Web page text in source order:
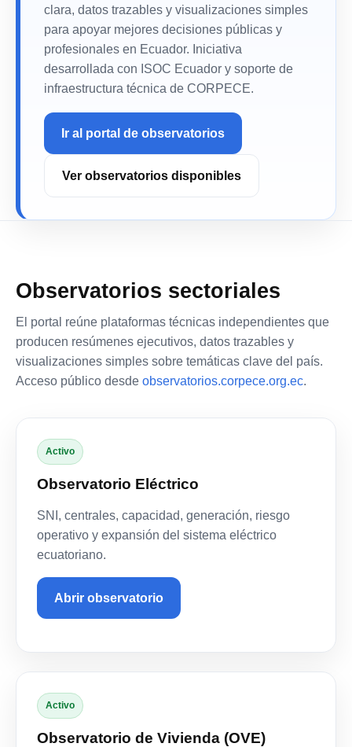
clara, datos trazables y visualizaciones simples
para apoyar mejores decisiones públicas y
profesionales en Ecuador. Iniciativa
desarrollada con ISOC Ecuador y soporte de
infraestructura técnica de CORPECE.
Ir al portal de observatorios
Ver observatorios disponibles
Observatorios sectoriales
El portal reúne plataformas técnicas independientes que
producen resúmenes ejecutivos, datos trazables y
visualizaciones simples sobre temáticas clave del país.
Acceso público desde observatorios.corpece.org.ec.
Activo
Observatorio Eléctrico
SNI, centrales, capacidad, generación, riesgo
operativo y expansión del sistema eléctrico
ecuatoriano.
Abrir observatorio
Activo
Observatorio de Vivienda (OVE)